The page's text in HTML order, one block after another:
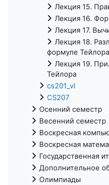
Лекция 15.
Лекция 16.
Лекция 17.
Лекция 18.
формуле Тейлора
Лекция 19.
Тейлора
cs201_vl
CS207
Осенний семестр
Весенний семестр
Воскресная
Воскресная
Государственная
Дополнительное
Олимпиады